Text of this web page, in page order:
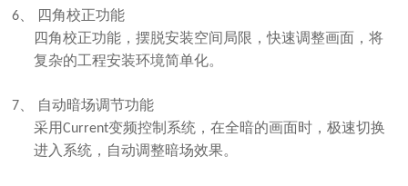
6、 四角校正功能
四角校正功能，摆脱安装空间局限，快速调整画面，将
复杂的工程安装环境简单化。
7、 自动暗场调节功能
采用Current变频控制系统，在全暗的画面时，极速切换
进入系统， 自动调整暗场效果。